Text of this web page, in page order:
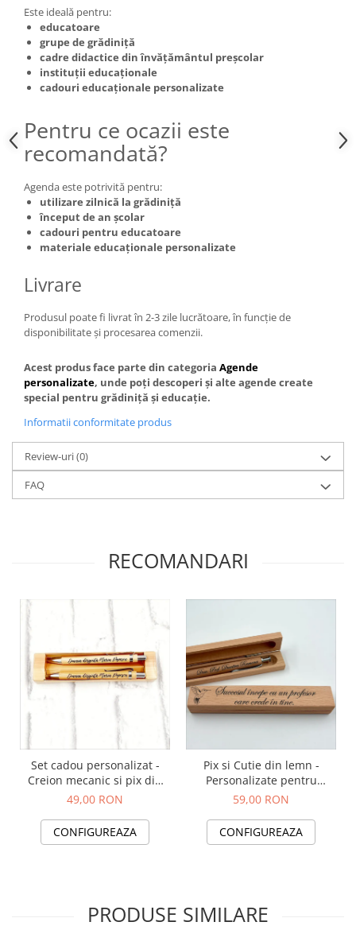
Este ideală pentru:
educatoare
grupe de grădiniță
cadre didactice din învățământul preșcolar
instituții educaționale
cadouri educaționale personalizate
Pentru ce ocazii este
recomandată?
Agenda este potrivită pentru:
utilizare zilnică la grădiniță
început de an școlar
cadouri pentru educatoare
materiale educaționale personalizate
Livrare
Produsul poate fi livrat în 2-3 zile lucrătoare, în funcție de
disponibilitate și procesarea comenzii.
Acest produs face parte din categoria Agende
personalizate, unde poți descoperi și alte agende create
special pentru grădiniță și educație.
Informatii conformitate produs
Review-uri(0)
FAQ
RECOMANDARI
Set cadou personalizat -
Creion mecanic si pix din
bambus
49,00 RON
CONFIGUREAZA
Pix si Cutie din lemn -
Personalizate pentru
Profesori
59,00 RON
CONFIGUREAZA
PRODUSE SIMILARE